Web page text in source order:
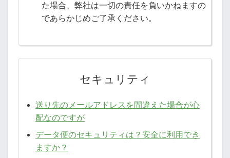
た場合、弊社は一切の責任を負いかねますの
であらかじめご了承ください。
セキュリティ
送り先のメールアドレスを間違えた場合が心
配なのですが
データ便のセキュリティは？安全に利用でき
ますか？